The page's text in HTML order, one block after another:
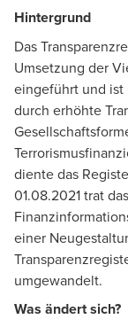
Hintergrund
Das
Umsetzung der
eingeführt und ist
durch erhöhte
diente das
01.08.2021 trat
einer
umgewandelt.
Was ändert sich?